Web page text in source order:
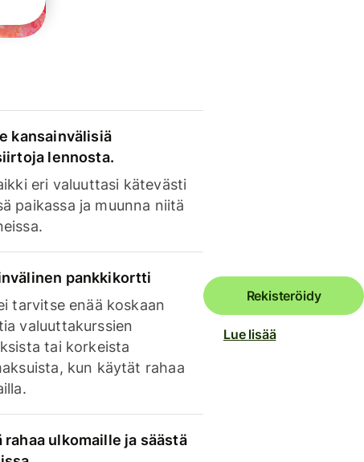
kansainvälisiä
lennosta.
eri valuuttasi kätevästi
paikassa ja muunna niitä
pankkikortti
tarvitse enää koskaan
valuuttakurssien
tai korkeista
kun käytät rahaa
rahaa ulkomaille ja säästä
Rekisteröidy
Lue lisää